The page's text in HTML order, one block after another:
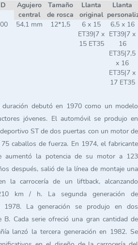
Agujero
central
Tamaño
de rosca
Llanta
original
Llanta
54,1 mm 12*1,5
6 x 15
ET39|7 x
15 ET35
6,5 x 16
ET39|7 x
16
ET35|7,5
x 16
ET35|7 x
17 ET35
duración debutó en 1970 como un modelo
jóvenes. El automóvil se produjo en
ST de dos puertas con un motor de
caballos de fuerza. En 1974, el fabricante
aumentó la potencia de su motor a 123
después, salió de la línea de montaje una
la carrocería de un liftback, alcanzando
km / h. La segunda generación de
1978. La generación se produjo en dos
B. Cada serie ofreció una gran cantidad de
lanzó la tercera generación en 1982. Se